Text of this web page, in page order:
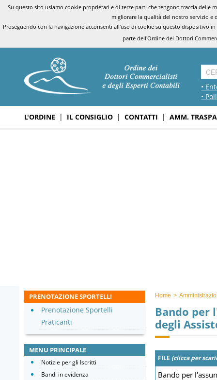
Su questo sito usiamo cookie proprietari e di terze parti che tengono traccia
migliorare la qualità del nostro servizio e
Proseguendo con la navigazione acconsenti all'uso di cookie su questo dispositivo
parte dell'Ordine dei Dottori
•
•
L'ORDINE | IL CONSIGLIO | CONTATTI | AMM.
Home >
Bando per
degli
FILE (clicca per
Bando per
PRENOTAZIONE SPORTELLI
Prenotazione Sportelli
Praticanti
MENU PRINCIPALE
Notizie per gli Iscritti
Bandi in evidenza